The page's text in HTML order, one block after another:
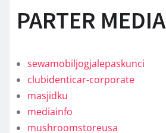
PARTER MEDIA
sewamobiljogjalepaskunci
clubidenticar-corporate
masjidku
mediainfo
mushroomstoreusa